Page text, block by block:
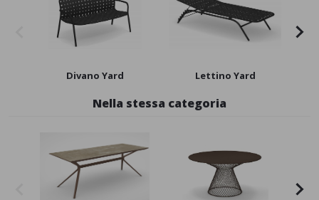
Divano Yard Lettino Yard
Nella stessa categoria